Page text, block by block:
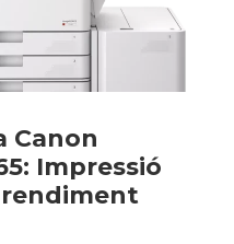
Canon
Impressió